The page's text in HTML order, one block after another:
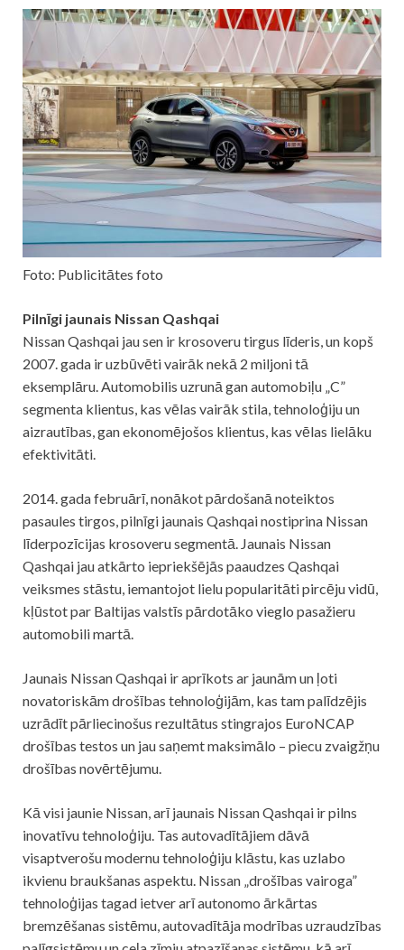
Foto: Publicitātes foto
Pilnīgi jaunais Nissan Qashqai
Nissan Qashqai jau sen ir krosoveru tirgus līderis, un kopš
2007. gada ir uzbūvēti vairāk nekā 2 miljoni tā
eksemplāru. Automobilis uzrunā gan automobiļu „C”
segmenta klientus, kas vēlas vairāk stila, tehnoloģiju un
aizrautības, gan ekonomējošos klientus, kas vēlas lielāku
efektivitāti.
2014. gada februārī, nonākot pārdošanā noteiktos
pasaules tirgos, pilnīgi jaunais Qashqai nostiprina Nissan
līderpozīcijas krosoveru segmentā. Jaunais Nissan
Qashqai jau atkārto iepriekšējās paaudzes Qashqai
veiksmes stāstu, iemantojot lielu popularitāti pircēju vidū,
kļūstot par Baltijas valstīs pārdotāko vieglo pasažieru
automobili martā.
Jaunais Nissan Qashqai ir aprīkots ar jaunām un ļoti
novatoriskām drošības tehnoloģijām, kas tam palīdzējis
uzrādīt pārliecinošus rezultātus stingrajos EuroNCAP
drošības testos un jau saņemt maksimālo – piecu zvaigžņu
drošības novērtējumu.
Kā visi jaunie Nissan, arī jaunais Nissan Qashqai ir pilns
inovatīvu tehnoloģiju. Tas autovadītājiem dāvā
visaptverošu modernu tehnoloģiju klāstu, kas uzlabo
ikvienu braukšanas aspektu. Nissan „drošības vairoga”
tehnoloģijas tagad ietver arī autonomo ārkārtas
bremzēšanas sistēmu, autovadītāja modrības uzraudzības